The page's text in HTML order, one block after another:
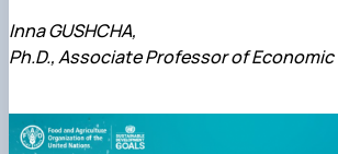
Inna GUSHCHA,
Ph.D., Associate Professor of